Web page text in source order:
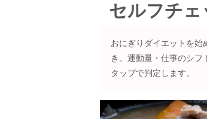
セルフチェ
おにぎりダイエットを始
き。運動量・仕事のシ
タップで判定します。